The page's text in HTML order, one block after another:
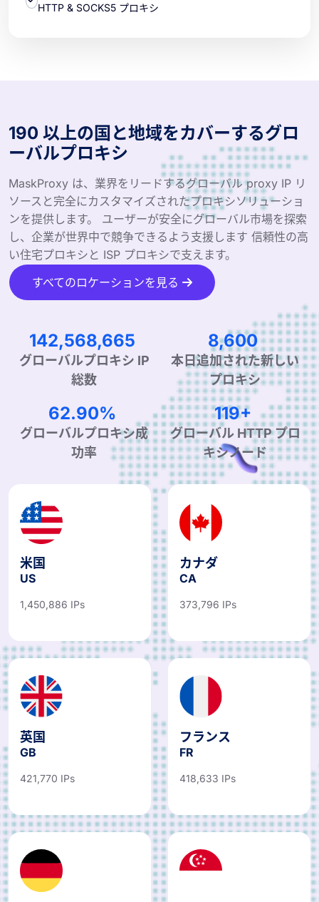
HTTP & SOCKS5 プロキシ
190 以上の国と地域をカバーするグロ
ーバルプロキシ
MaskProxy は、業界をリードするグローバル proxy IP リ
ソースと完全にカスタマイズされたプロキシソリューショ
ンを提供します。 ユーザーが安全にグローバル市場を探索
し、企業が世界中で競争できるよう支援します 信頼性の高
い住宅プロキシと ISP プロキシで支えます。
すべてのロケーションを見る
220,660,330
グローバルプロキシ IP
総数
13,312
本日追加された新しい
プロキシ
97.61%
グローバルプロキシ成
功率
185+
グローバル HTTP プロ
キシノード
米国
US
1,450,886 IPs
カナダ
CA
373,796 IPs
英国
GB
421,770 IPs
フランス
FR
418,633 IPs